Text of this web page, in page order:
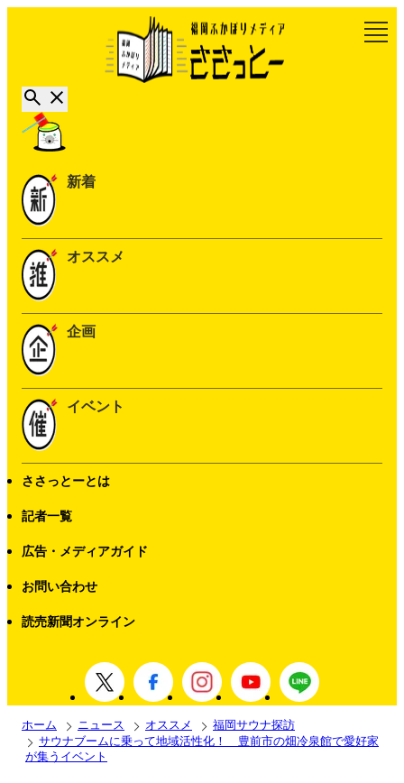
新着
オススメ
企画
イベント
ささっとーとは
記者一覧
広告・メディアガイド
お問い合わせ
読売新聞オンライン
ホーム ニュース オススメ
福岡サウナ探訪
サウナブームに乗って地域活性化！ 豊前市の畑冷泉館で愛好家
が集うイベント